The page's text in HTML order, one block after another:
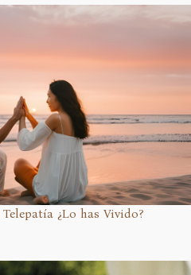
¿Lo has Vivido?